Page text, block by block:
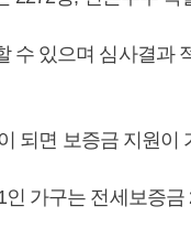
수 있으며 심사결과
되면 보증금 지원이
가구는 전세보증